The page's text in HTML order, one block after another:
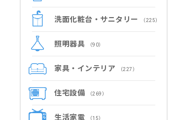
洗面化粧台・サニタリー （225）
照明器具 （90）
家具・インテリア （227）
住宅設備 （269）
生活家電 （15）